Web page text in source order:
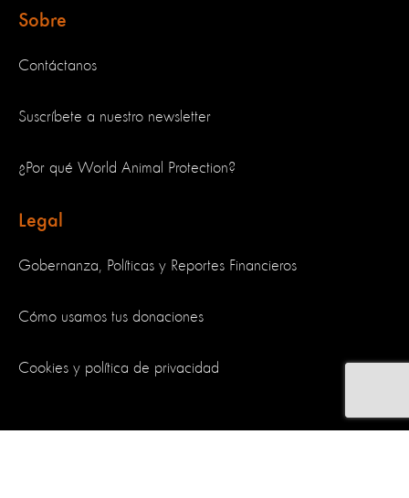
Sobre
Contáctanos
Suscríbete a nuestro newsletter
¿Por qué World Animal Protection?
Legal
Gobernanza, Políticas y Reportes Financieros
Cómo usamos tus donaciones
Cookies y política de privacidad